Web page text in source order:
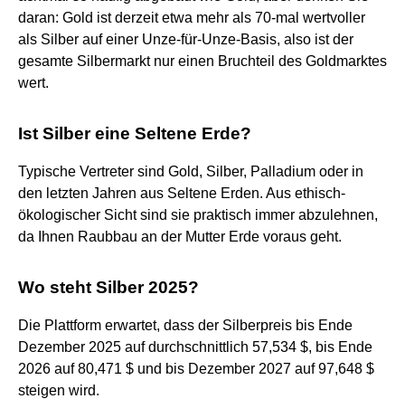
daran: Gold ist derzeit etwa mehr als 70-mal wertvoller
als Silber auf einer Unze-für-Unze-Basis, also ist der
gesamte Silbermarkt nur einen Bruchteil des Goldmarktes
wert.
Ist Silber eine Seltene Erde?
Typische Vertreter sind Gold, Silber, Palladium oder in
den letzten Jahren aus Seltene Erden. Aus ethisch-
ökologischer Sicht sind sie praktisch immer abzulehnen,
da Ihnen Raubbau an der Mutter Erde voraus geht.
Wo steht Silber 2025?
Die Plattform erwartet, dass der Silberpreis bis Ende
Dezember 2025 auf durchschnittlich 57,534 $, bis Ende
2026 auf 80,471 $ und bis Dezember 2027 auf 97,648 $
steigen wird.